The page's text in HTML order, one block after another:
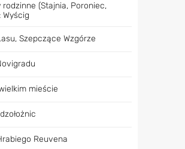
(Stajnia, Poroniec,
Wyścig
Szepczące Wzgórze
mieście
Reuvena